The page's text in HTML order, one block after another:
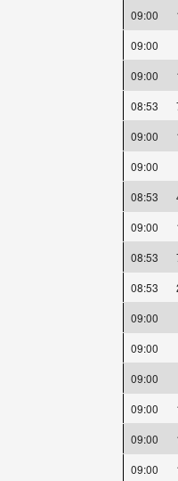
09:00
09:00
09:00
08:53
09:00
09:00
08:53
09:00
08:53
08:53
09:00
09:00
09:00
09:00
09:00
09:00